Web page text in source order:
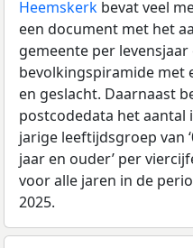
Heemskerk bevat veel
een document met het
gemeente per levensjaar
bevolkingspiramide met
en geslacht. Daarnaast
postcodedata het aantal
jarige leeftijdsgroep van
jaar en ouder’ per
voor alle jaren in de
2025.